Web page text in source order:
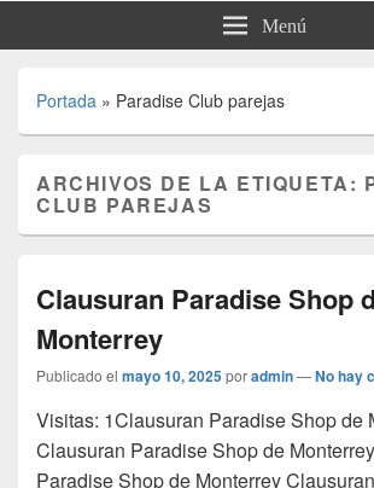
Menú
Portada » Paradise Club parejas
ARCHIVOS DE LA ETIQUETA:
CLUB PAREJAS
Clausuran Paradise Shop
Monterrey
Publicado el mayo 10, 2025poradmin—No hay
Visitas: 1Clausuran Paradise Shop de
Clausuran Paradise Shop de
Paradise Shop de Monterrey